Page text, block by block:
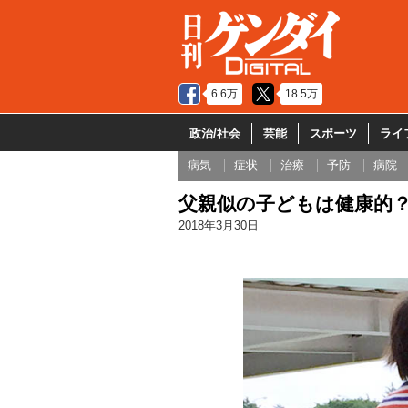
6.6万 18.5万
政治/社会 芸能 スポーツ ライ
病気 症状 治療 予防 病院
父親似の子どもは健康的
2018年3月30日